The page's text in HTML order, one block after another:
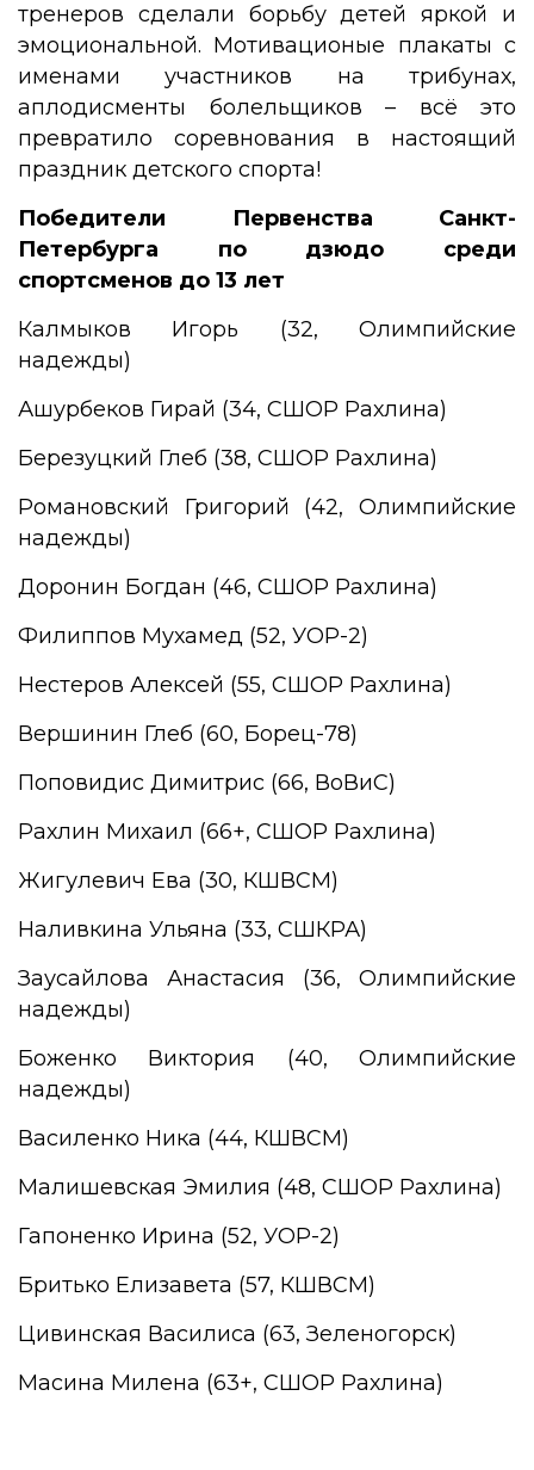
тренеров сделали борьбу детей яркой и
эмоциональной. Мотивационые плакаты с
именами участников на трибунах,
аплодисменты болельщиков – всё это
превратило соревнования в настоящий
праздник детского спорта!
Победители Первенства Санкт-
Петербурга по дзюдо среди
спортсменов до 13 лет
Калмыков Игорь (32, Олимпийские
надежды)
Ашурбеков Гирай (34, СШОР Рахлина)
Березуцкий Глеб (38, СШОР Рахлина)
Романовский Григорий (42, Олимпийские
надежды)
Доронин Богдан (46, СШОР Рахлина)
Филиппов Мухамед (52, УОР-2)
Нестеров Алексей (55, СШОР Рахлина)
Вершинин Глеб (60, Борец-78)
Поповидис Димитрис (66, ВоВиС)
Рахлин Михаил (66+, СШОР Рахлина)
Жигулевич Ева (30, КШВСМ)
Наливкина Ульяна (33, СШКРА)
Заусайлова Анастасия (36, Олимпийские
надежды)
Боженко Виктория (40, Олимпийские
надежды)
Василенко Ника (44, КШВСМ)
Малишевская Эмилия (48, СШОР Рахлина)
Гапоненко Ирина (52, УОР-2)
Бритько Елизавета (57, КШВСМ)
Цивинская Василиса (63, Зеленогорск)
Масина Милена (63+, СШОР Рахлина)